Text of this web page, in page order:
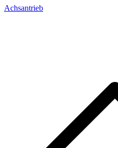
Achsantrieb